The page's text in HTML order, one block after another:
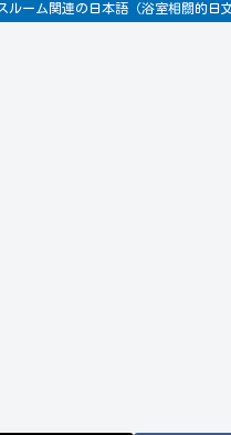
ルーム関連の日本語（浴室相關的日文